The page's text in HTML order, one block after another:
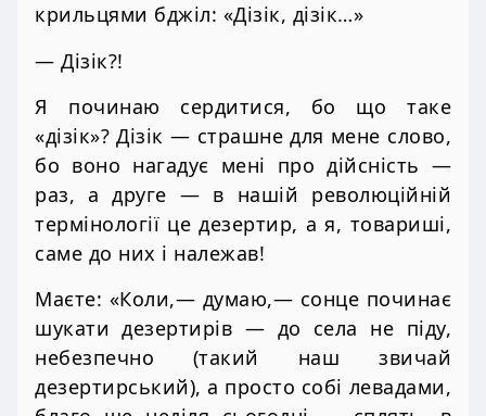
крильцями бджіл: «Дізік, дізік…»
— Дізік?!
Я починаю сердитися, бо що таке
«дізік»? Дізік — страшне для мене слово,
бо воно нагадує мені про дійсність —
раз, а друге — в нашій революційній
термінології це дезертир, а я, товариші,
саме до них і належав!
Маєте: «Коли,— думаю,— сонце починає
шукати дезертирів — до села не піду,
небезпечно (такий наш звичай
дезертирський), а просто собі левадами,